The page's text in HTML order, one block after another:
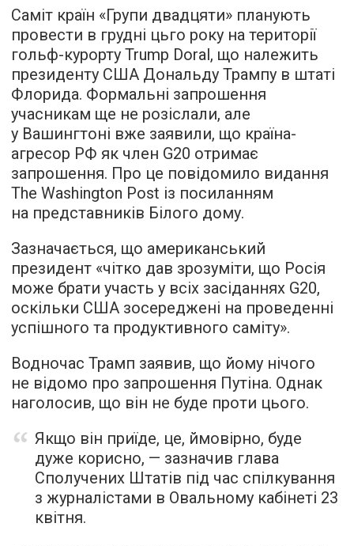
Саміт країн «Групи двадцяти» планують
провести в грудні цьго року на території
гольф-курорту Trump Doral, що належить
президенту США Дональду Трампу в штаті
Флорида. Формальні запрошення
учасникам ще не розіслали, але
у Вашингтоні вже заявили, що країна-
агресор РФ як член G20 отримає
запрошення. Про це повідомило видання
The Washington Post із посиланням
на представників Білого дому.
Зазначається, що американський
президент «чітко дав зрозуміти, що Росія
може брати участь у всіх засіданнях G20,
оскільки США зосереджені на проведенні
успішного та продуктивного саміту».
Водночас Трамп заявив, що йому нічого
не відомо про запрошення Путіна. Однак
наголосив, що він не буде проти цього.
Якщо він приїде, це, ймовірно, буде
дуже корисно, — зазначив глава
Сполучених Штатів під час спілкування
з журналістами в Овальному кабінеті 23
квітня.